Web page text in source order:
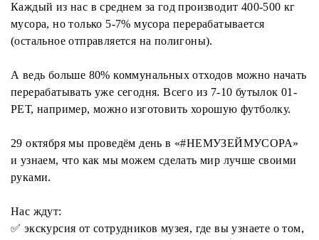
Каждый из нас в среднем за год производит 400-500 кг
мусора, но только 5-7% мусора перерабатывается
(остальное отправляется на полигоны).
А ведь больше 80% коммунальных отходов можно начать
перерабатывать уже сегодня. Всего из 7-10 бутылок 01-
РЕТ, например, можно изготовить хорошую футболку.
29 октября мы проведём день в «#НЕМУЗЕЙМУСОРА»
и узнаем, что как мы можем сделать мир лучше своими
руками.
Нас ждут:
✅ экскурсия от сотрудников музея, где вы узнаете о том,